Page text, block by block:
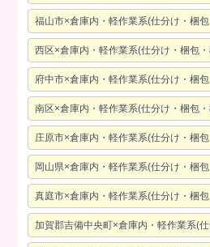
福山市×倉庫内・軽作業系(仕分け・梱
西区×倉庫内・軽作業系(仕分け・梱包
府中市×倉庫内・軽作業系(仕分け・梱
南区×倉庫内・軽作業系(仕分け・梱包
庄原市×倉庫内・軽作業系(仕分け・梱
岡山県×倉庫内・軽作業系(仕分け・梱
真庭市×倉庫内・軽作業系(仕分け・梱
加賀郡吉備中央町×倉庫内・軽作業系(